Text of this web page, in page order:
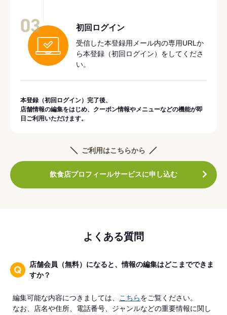
初回ログイン
受信した本登録用メール内の専用URLか
ら本登録（初回ログイン）をしてくださ
い。
本登録（初回ログイン）完了後、
店舗情報の編集をはじめ、クーポン情報やメニューなどの機能が即
日ご利用いただけます。
ご利用はこちらから
飲食店プロフィールサービスに申し込む
よくある質問
店舗会員（無料）になると、情報の編集はどこまでできま
すか？
編集可能な内容につきましては、 こちらをご覧ください。
なお、店名や住所、電話番号、ジャンルなどの重要情報に関し